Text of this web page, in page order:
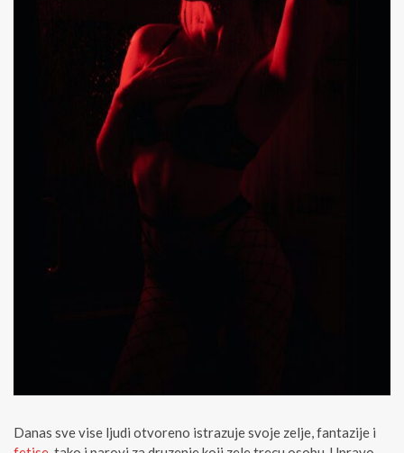
Danas sve vise ljudi otvoreno istrazuje svoje zelje, fantazije i